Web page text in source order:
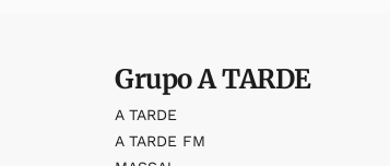
GrupoA TARDE
A TARDE
A TARDE FM